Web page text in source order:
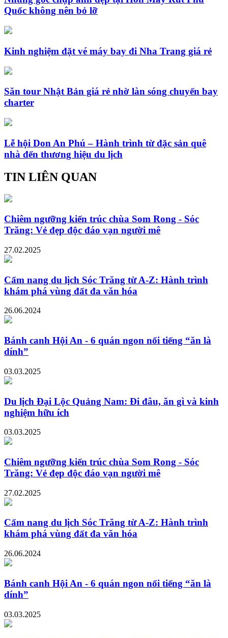
Quốc không nên bỏ lỡ
Kinh nghiệm đặt vé máy bay đi Nha Trang giá rẻ
Săn tour Nhật Bản giá rẻ nhờ làn sóng chuyến bay
charter
Lễ hội Don An Phú – Hành trình từ đặc sản quê
nhà đến thương hiệu du lịch
TIN LIÊN QUAN
Chiêm ngưỡng kiến trúc chùa Som Rong - Sóc
Trăng: Vẻ đẹp độc đáo vạn người mê
27.02.2025
Cẩm nang du lịch Sóc Trăng từ A-Z: Hành trình
khám phá vùng đất đa văn hóa
26.06.2024
Bánh canh Hội An - 6 quán ngon nổi tiếng “ăn là
dính”
03.03.2025
Du lịch Đại Lộc Quảng Nam: Đi đâu, ăn gì và kinh
nghiệm hữu ích
03.03.2025
Chiêm ngưỡng kiến trúc chùa Som Rong - Sóc
Trăng: Vẻ đẹp độc đáo vạn người mê
27.02.2025
Cẩm nang du lịch Sóc Trăng từ A-Z: Hành trình
khám phá vùng đất đa văn hóa
26.06.2024
Bánh canh Hội An - 6 quán ngon nổi tiếng “ăn là
dính”
03.03.2025